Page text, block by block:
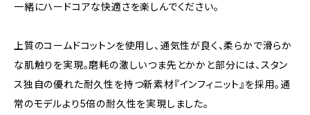
一緒にハードコアな快適さを楽しんでください。
上質のコームドコットンを使用し、通気性が良く、柔らかで滑らか
な肌触りを実現。磨耗の激しいつま先とかかと部分には、スタン
ス独自の優れた耐久性を持つ新素材『インフィニット』を採用。通
常のモデルより5倍の耐久性を実現しました。